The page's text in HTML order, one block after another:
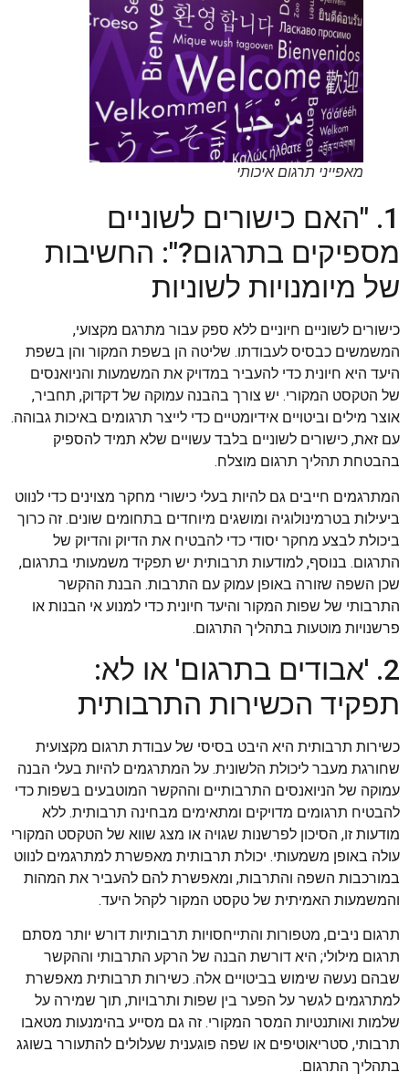
מאפייני תרגום איכותי
1. "האם כישורים לשוניים
מספיקים בתרגום?": החשיבות
של מיומנויות לשוניות
כישורים לשוניים חיוניים ללא ספק עבור מתרגם מקצועי,
המשמשים כבסיס לעבודתו. שליטה הן בשפת המקור והן בשפת
היעד היא חיונית כדי להעביר במדויק את המשמעות והניואנסים
של הטקסט המקורי. יש צורך בהבנה עמוקה של דקדוק, תחביר,
אוצר מילים וביטויים אידיומטיים כדי לייצר תרגומים באיכות גבוהה.
עם זאת, כישורים לשוניים בלבד עשויים שלא תמיד להספיק
בהבטחת תהליך תרגום מוצלח.
המתרגמים חייבים גם להיות בעלי כישורי מחקר מצוינים כדי לנווט
ביעילות בטרמינולוגיה ומושגים מיוחדים בתחומים שונים. זה כרוך
ביכולת לבצע מחקר יסודי כדי להבטיח את הדיוק והדיוק של
התרגום. בנוסף, למודעות תרבותית יש תפקיד משמעותי בתרגום,
שכן השפה שזורה באופן עמוק עם התרבות. הבנת ההקשר
התרבותי של שפות המקור והיעד חיונית כדי למנוע אי הבנות או
פרשנויות מוטעות בתהליך התרגום.
2. 'אבודים בתרגום' או לא:
תפקיד הכשירות התרבותית
כשירות תרבותית היא היבט בסיסי של עבודת תרגום מקצועית
שחורגת מעבר ליכולת הלשונית. על המתרגמים להיות בעלי הבנה
עמוקה של הניואנסים התרבותיים וההקשר המוטבעים בשפות כדי
להבטיח תרגומים מדויקים ומתאימים מבחינה תרבותית. ללא
מודעות זו, הסיכון לפרשנות שגויה או מצג שווא של הטקסט המקורי
עולה באופן משמעותי. יכולת תרבותית מאפשרת למתרגמים לנווט
במורכבות השפה והתרבות, ומאפשרת להם להעביר את המהות
והמשמעות האמיתית של טקסט המקור לקהל היעד.
תרגום ניבים, מטפורות והתייחסויות תרבותיות דורש יותר מסתם
תרגום מילולי; היא דורשת הבנה של הרקע התרבותי וההקשר
שבהם נעשה שימוש בביטויים אלה. כשירות תרבותית מאפשרת
למתרגמים לגשר על הפער בין שפות ותרבויות, תוך שמירה על
שלמות ואותנטיות המסר המקורי. זה גם מסייע בהימנעות מטאבו
תרבותי, סטריאוטיפים או שפה פוגענית שעלולים להתעורר בשוגג
בתהליך התרגום.